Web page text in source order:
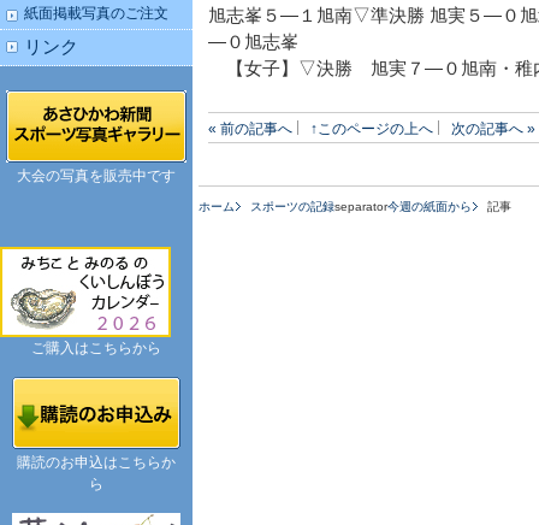
旭志峯５―１旭南▽準決勝 旭実５―０
―０旭志峯
【女子】▽決勝 旭実７―０旭南・稚
« 前の記事へ ↑このページの上へ 次の記事へ »
ホーム スポーツの記録separator今週の紙面から 記事
紙面掲載写真のご注文
リンク
大会の写真を販売中です
ご購入はこちらから
購読のお申込はこちらか
ら